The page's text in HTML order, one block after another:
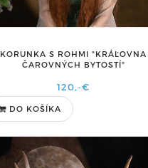
KORUNKA S ROHMI "KRÁĽOVNA
ČAROVNÝCH BYTOSTÍ"
120,-€
DO KOŠÍKA